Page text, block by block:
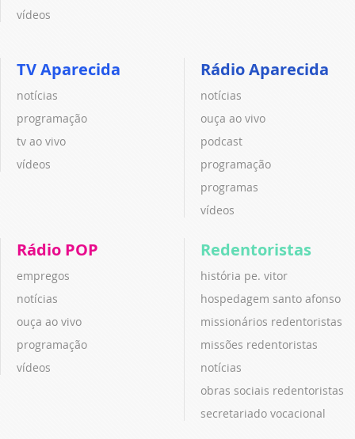
vídeos
TV Aparecida
notícias
programação
tv ao vivo
vídeos
Rádio Aparecida
notícias
ouça ao vivo
podcast
programação
programas
vídeos
Rádio POP
empregos
notícias
ouça ao vivo
programação
vídeos
Redentoristas
história pe. vitor
hospedagem santo afonso
missionários redentoristas
missões redentoristas
notícias
obras sociais redentoristas
secretariado vocacional